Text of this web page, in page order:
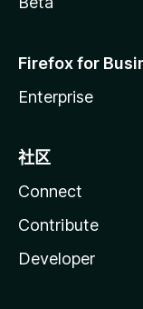
Firefox for
Enterprise
社区
Connect
Contribute
Developer